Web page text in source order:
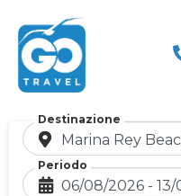
Destinazione
Periodo